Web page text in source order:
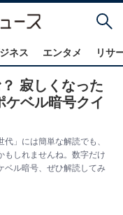
ネス エンタメ リサ
寂しくなった
ベル暗号クイ
」には簡単な解読でも、
もしれませんね。数字だけ
ベル暗号、ぜひ解読してみ